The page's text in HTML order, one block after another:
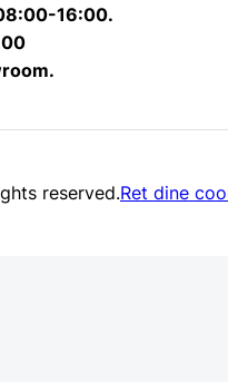
16:00.
reserved.Ret dine